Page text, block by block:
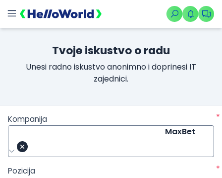
Tvoje iskustvo o radu
Unesi radno iskustvo anonimno i doprinesi IT
zajednici.
Kompanija
*
MaxBet
Pozicija *
/kompanije/iskustvo/